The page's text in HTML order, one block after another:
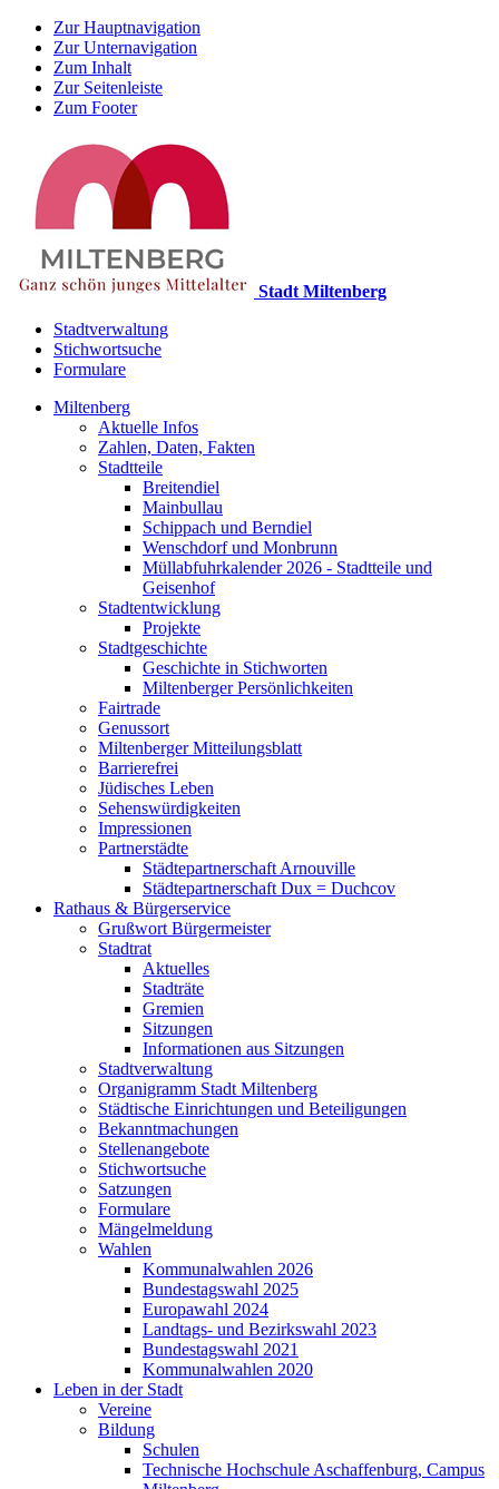
Zur Hauptnavigation
Zur Unternavigation
Zum Inhalt
Zur Seitenleiste
Zum Footer
Stadt Miltenberg
Stadtverwaltung
Stichwortsuche
Formulare
Miltenberg
Aktuelle Infos
Zahlen, Daten, Fakten
Stadtteile
Breitendiel
Mainbullau
Schippach und Berndiel
Wenschdorf und Monbrunn
Müllabfuhrkalender 2026 - Stadtteile und
Geisenhof
Stadtentwicklung
Projekte
Stadtgeschichte
Geschichte in Stichworten
Miltenberger Persönlichkeiten
Fairtrade
Genussort
Miltenberger Mitteilungsblatt
Barrierefrei
Jüdisches Leben
Sehenswürdigkeiten
Impressionen
Partnerstädte
Städtepartnerschaft Arnouville
Städtepartnerschaft Dux = Duchcov
Rathaus & Bürgerservice
Grußwort Bürgermeister
Stadtrat
Aktuelles
Stadträte
Gremien
Sitzungen
Informationen aus Sitzungen
Stadtverwaltung
Organigramm Stadt Miltenberg
Städtische Einrichtungen und Beteiligungen
Bekanntmachungen
Stellenangebote
Stichwortsuche
Satzungen
Formulare
Mängelmeldung
Wahlen
Kommunalwahlen 2026
Bundestagswahl 2025
Europawahl 2024
Landtags- und Bezirkswahl 2023
Bundestagswahl 2021
Kommunalwahlen 2020
Leben in der Stadt
Vereine
Bildung
Schulen
Technische Hochschule Aschaffenburg, Campus